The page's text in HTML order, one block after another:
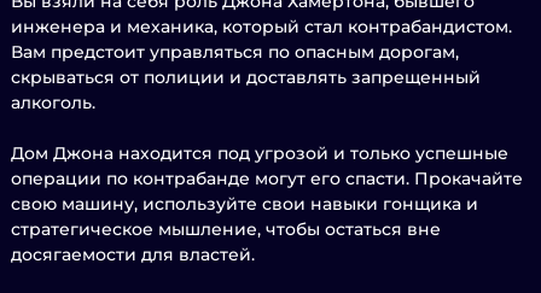
инженера и механика, который стал контрабандистом.
Вам предстоит управляться по опасным дорогам,
скрываться от полиции и доставлять запрещенный
алкоголь.
Дом Джона находится под угрозой и только успешные
операции по контрабанде могут его спасти. Прокачайте
свою машину, используйте свои навыки гонщика и
стратегическое мышление, чтобы остаться вне
досягаемости для властей.